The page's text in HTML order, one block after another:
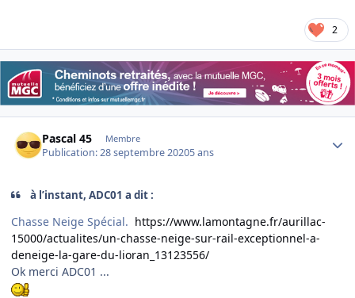
2
Pascal 45 Membre
Publication:28 septembre 20205 ans
à l’instant, ADC01 a dit :
Chasse Neige Spécial. https://www.lamontagne.fr/aurillac-
15000/actualites/un-chasse-neige-sur-rail-exceptionnel-a-
deneige-la-gare-du-lioran_13123556/
Ok merci ADC01 ...